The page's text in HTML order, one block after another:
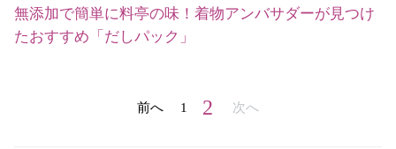
無添加で簡単に料亭の味！着物アンバサダーが見つけ
たおすすめ「だしパック」
前へ 1 2 次へ